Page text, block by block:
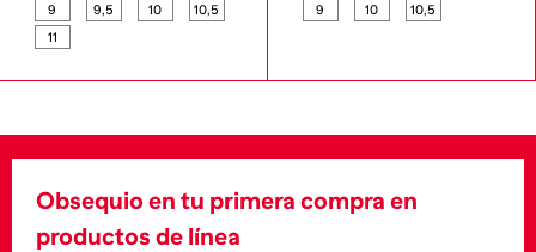
9
9,5 10
10,5
11
9
10 10,5
Obsequio en tu primera compra en
productos de línea